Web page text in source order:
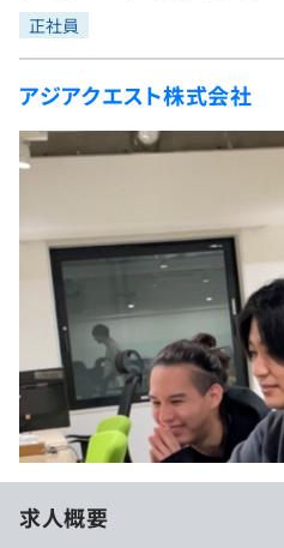
インターン
新卒エージェント
イベント・セミナー
就活成功ガイド
問題集
4択課題
ナレッジ
プラン
個人向けプラン
法人向けプラン
学校向けプラン
契約内容・クーポン
プログラミング言語
評価結果一覧
ゲーム・マンガ
Tech Team Journal
note
paizaとは？
正社員
アジアクエスト株式会社
求人概要